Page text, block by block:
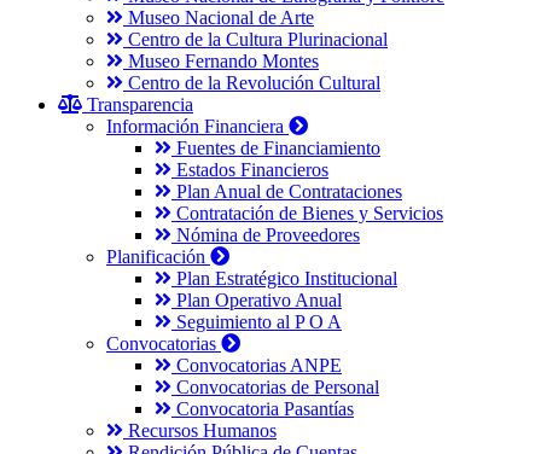
Museo Nacional de Arte
Centro de la Cultura Plurinacional
Museo Fernando Montes
Centro de la Revolución Cultural
Transparencia
Información Financiera
Fuentes de Financiamiento
Estados Financieros
Plan Anual de Contrataciones
Contratación de Bienes y Servicios
Nómina de Proveedores
Planificación
Plan Estratégico Institucional
Plan Operativo Anual
Seguimiento al P O A
Convocatorias
Convocatorias ANPE
Convocatorias de Personal
Convocatoria Pasantías
Recursos Humanos